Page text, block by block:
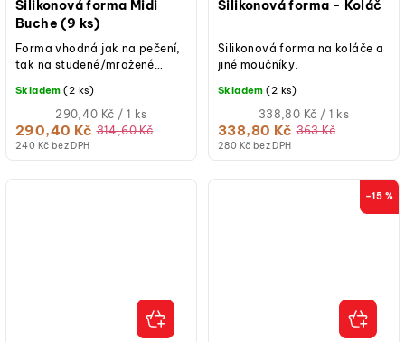
Silikonová forma Midi
Buche (9 ks)
240 Kč bez DPH
290,40 Kč 314,60 Kč
Měrná
cena:
290,40 Kč / 1 ks
Skladem (2 ks)
Forma vhodná jak na pečení,
tak na studené/mražené
Silikonová forma - Koláč
280 Kč bez DPH
338,80 Kč 363 Kč
Měrná
cena:
338,80 Kč / 1 ks
Skladem (2 ks)
Silikonová forma na koláče a
jiné moučníky.
–15 %